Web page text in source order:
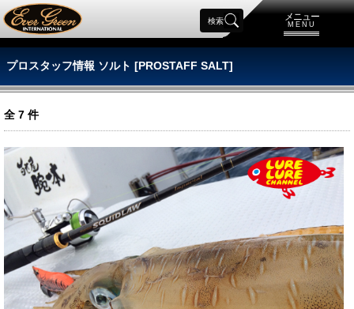
メニュー
MENU
検索
プロスタッフ情報 ソルト [PROSTAFF SALT]
全 7 件